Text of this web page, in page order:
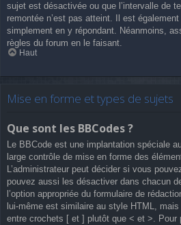
sujet est désactivée ou que l’intervalle de
remontée n’est pas atteint. Il est
simplement en y répondant. Néanmoins,
règles du forum en le faisant.
Haut
Mise en forme et types de sujets
Que sont les BBCodes ?
Le BBCode est une implantation spéciale
large contrôle de mise en forme des
L’administrateur peut décider si vous
pouvez aussi les désactiver dans chacun
l’option appropriée du formulaire de
lui-même est similaire au style HTML,
entre crochets [ et ] plutôt que < et >. Pour